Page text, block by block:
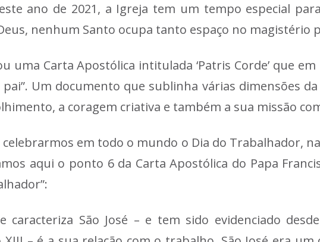
ano de 2021, a Igreja tem um tempo especial
nenhum Santo ocupa tanto espaço no magistério
uma Carta Apostólica intitulada ‘Patris Corde’ que
pai”. Um documento que sublinha várias dimensões
a coragem criativa e também a sua missão
em todo o mundo o Dia do Trabalhador,
aqui o ponto 6 da Carta Apostólica do Papa
caracteriza São José – e tem sido evidenciado